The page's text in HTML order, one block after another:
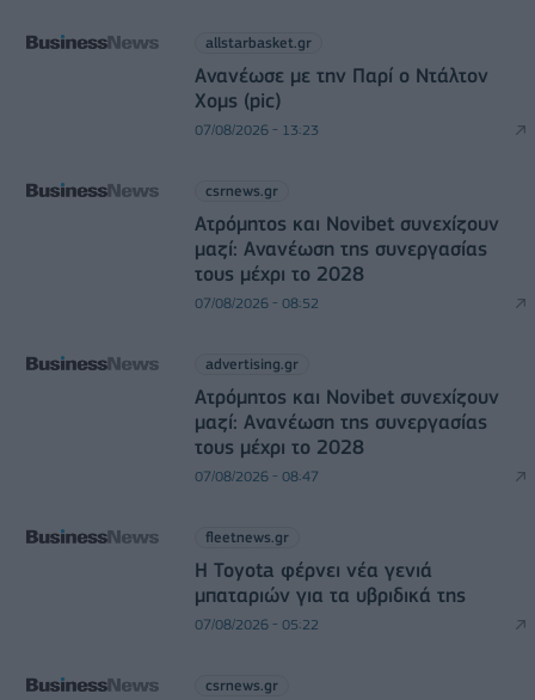
allstarbasket.gr
Ανανέωσε με την Παρί ο Ντάλτον
Χομς (pic)
07/08/2026 - 13:23
csrnews.gr
Ατρόμητος και Novibet συνεχίζουν
μαζί: Ανανέωση της συνεργασίας
τους μέχρι το 2028
07/08/2026 - 08:52
advertising.gr
Ατρόμητος και Novibet συνεχίζουν
μαζί: Ανανέωση της συνεργασίας
τους μέχρι το 2028
07/08/2026 - 08:47
fleetnews.gr
Η Toyota φέρνει νέα γενιά
μπαταριών για τα υβριδικά της
07/08/2026 - 05:22
csrnews.gr